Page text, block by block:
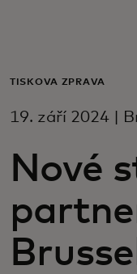
Pro firmy
Pro
Novinky a
TISKOVÁ ZPRÁVA
19. září 2024 |
Nové